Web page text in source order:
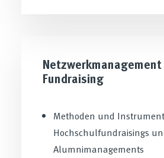
Fundraising
Methoden und
Hochschulfundraisings
Alumnimanagements